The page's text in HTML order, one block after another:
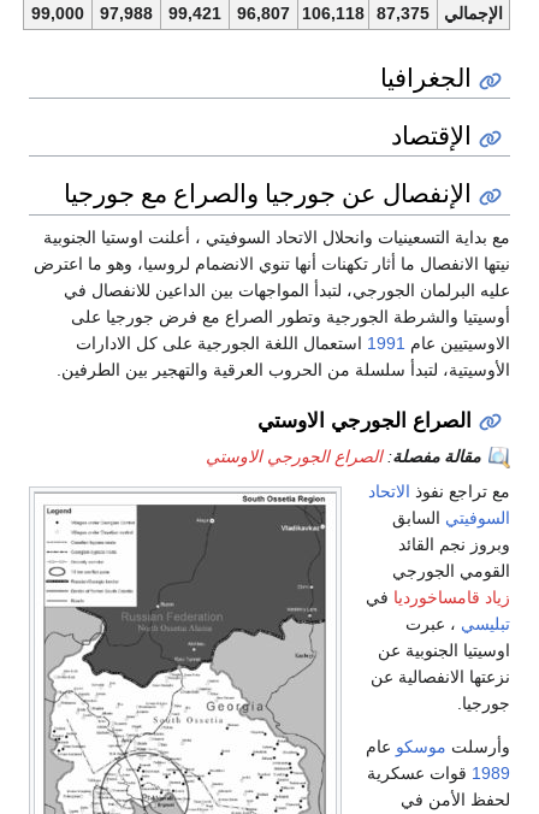
87,375
106,118
96,807
99,421
97,988
99,000
عن جورجيا والصراع مع جورجيا
التسعينيات وانحلال الاتحاد السوفيتي ، أعلنت اوستيا الجنوبية
ما أثار تكهنات أنها تنوي الانضمام لروسيا، وهو ما اعترض
الجورجي، لتبدأ المواجهات بين الداعين للانفصال في
والشرطة الجورجية وتطور الصراع مع فرض جورجيا على
عام1991 استعمال اللغة الجورجية على كل الادارات
لتبدأ سلسلة من الحروب العرقية والتهجير بين الطرفين.
الجورجي الاوستي
مفصلة:الصراع الجورجي الاوستي
نفوذالاتحاد
السابق
القائد
الجورجي
في
، عبرت
الجنوبية عن
عن
موسكوعام
عسكرية
في